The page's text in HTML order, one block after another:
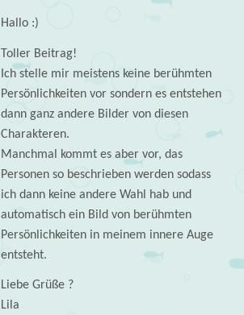
Hallo :)
Toller Beitrag!
Ich stelle mir meistens keine berühmten
Persönlichkeiten vor sondern es entstehen
dann ganz andere Bilder von diesen
Charakteren.
Manchmal kommt es aber vor, das
Personen so beschrieben werden sodass
ich dann keine andere Wahl hab und
automatisch ein Bild von berühmten
Persönlichkeiten in meinem innere Auge
entsteht.
Liebe Grüße ?
Lila